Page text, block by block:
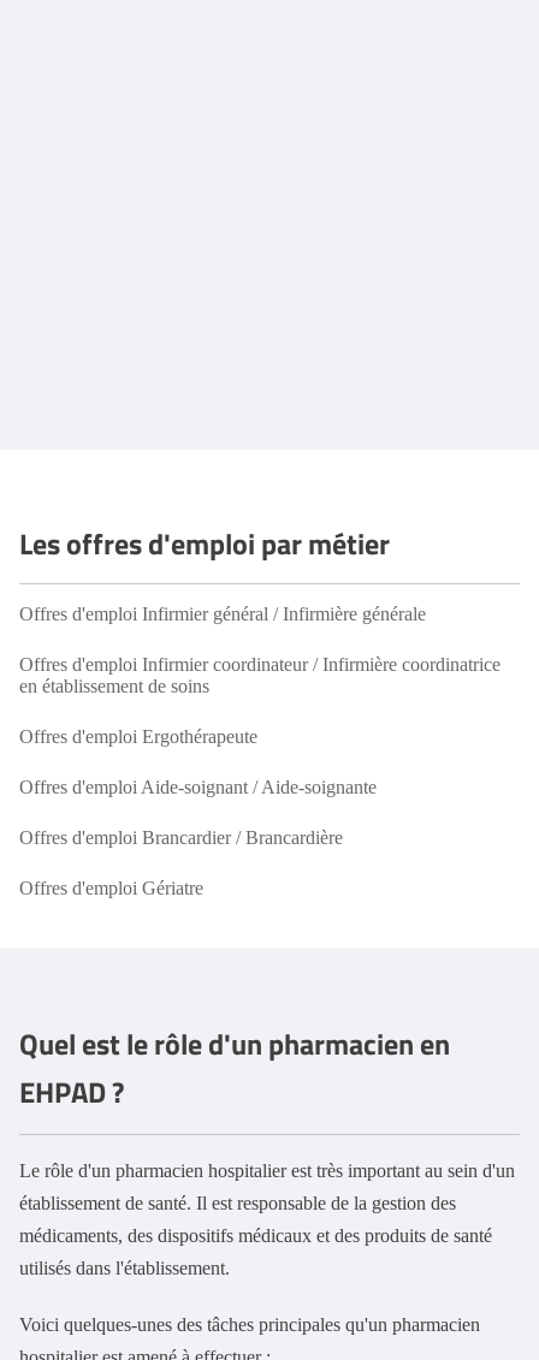
Les offres d'emploi par métier
Offres d'emploi Infirmier général / Infirmière générale
Offres d'emploi Infirmier coordinateur / Infirmière coordinatrice
en établissement de soins
Offres d'emploi Ergothérapeute
Offres d'emploi Aide-soignant / Aide-soignante
Offres d'emploi Brancardier / Brancardière
Offres d'emploi Gériatre
Quel est le rôle d'un pharmacien en
EHPAD ?
Le rôle d'un pharmacien hospitalier est très important au sein d'un
établissement de santé. Il est responsable de la gestion des
médicaments, des dispositifs médicaux et des produits de santé
utilisés dans l'établissement.
Voici quelques-unes des tâches principales qu'un pharmacien